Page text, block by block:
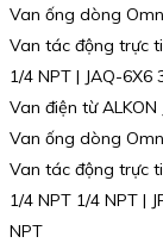
Van ống dòng
Van tác động trực
1/4 NPT | JAQ-6X6
Van điện từ
Van ống dòng
Van tác động trực
1/4 NPT 1/4 NPT |
NPT